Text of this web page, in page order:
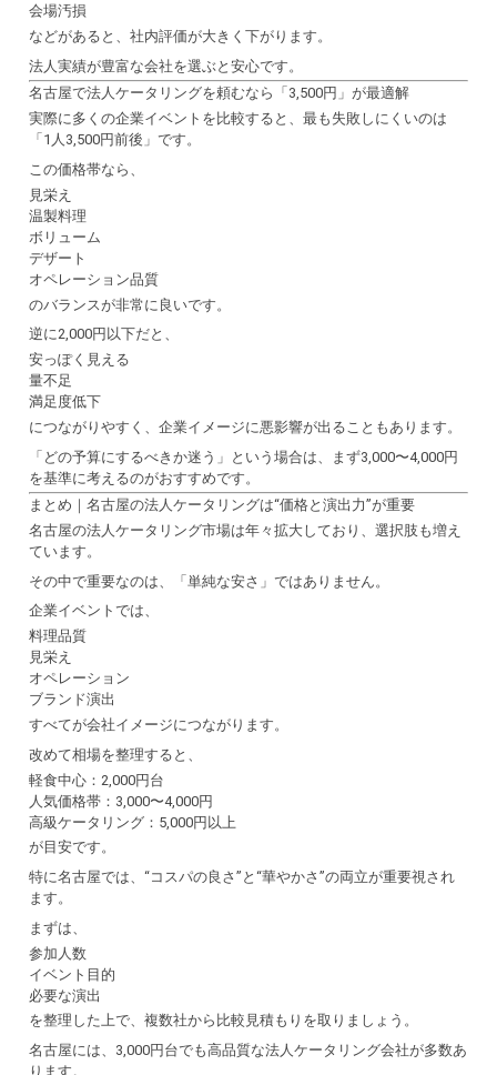
会場汚損
などがあると、社内評価が大きく下がります。
法人実績が豊富な会社を選ぶと安心です。
名古屋で法人ケータリングを頼むなら「3,500円」が最適解
実際に多くの企業イベントを比較すると、最も失敗しにくいのは
「1人3,500円前後」です。
この価格帯なら、
見栄え
温製料理
ボリューム
デザート
オペレーション品質
のバランスが非常に良いです。
逆に2,000円以下だと、
安っぽく見える
量不足
満足度低下
につながりやすく、企業イメージに悪影響が出ることもあります。
「どの予算にするべきか迷う」という場合は、まず3,000〜4,000円
を基準に考えるのがおすすめです。
まとめ｜名古屋の法人ケータリングは“価格と演出力”が重要
名古屋の法人ケータリング市場は年々拡大しており、選択肢も増え
ています。
その中で重要なのは、「単純な安さ」ではありません。
企業イベントでは、
料理品質
見栄え
オペレーション
ブランド演出
すべてが会社イメージにつながります。
改めて相場を整理すると、
軽食中心：2,000円台
人気価格帯：3,000〜4,000円
高級ケータリング：5,000円以上
が目安です。
特に名古屋では、“コスパの良さ”と“華やかさ”の両立が重要視され
ます。
まずは、
参加人数
イベント目的
必要な演出
を整理した上で、複数社から比較見積もりを取りましょう。
名古屋には、3,000円台でも高品質な法人ケータリング会社が多数あ
ります。